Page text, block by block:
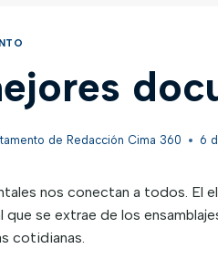
de Redacción Cima 360 6
nos conectan a todos. El
que se extrae de los
cotidianas.